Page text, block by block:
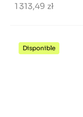
1 313,49 zł
Disponible